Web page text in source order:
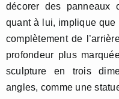
décorer des panneaux
quant à lui, implique
complètement de
profondeur plus
sculpture en trois
angles, comme une